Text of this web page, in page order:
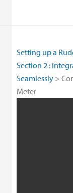
Setting up a
Section 2 :
Seamlessly
Meter